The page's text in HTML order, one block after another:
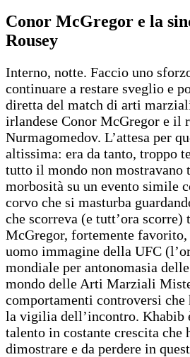
Conor McGregor e la
Rousey
Interno, notte. Faccio uno
continuare a restare sveglio e
diretta del match di arti
irlandese Conor McGregor e il
Nurmagomedov. L’attesa per
altissima: era da tanto, troppo
tutto il mondo non mostravano
morbosità su un evento simile
corvo che si masturba
che scorreva (e tutt’ora
McGregor, fortemente favorito,
uomo immagine della UFC
mondiale per antonomasia
mondo delle Arti Marziali
comportamenti controversi che
la vigilia dell’incontro. Khabib
talento in costante crescita che
dimostrare e da perdere in